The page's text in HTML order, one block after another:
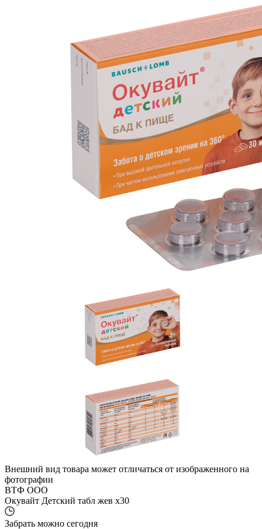
Внешний вид товара может отличаться от изображенного на
фотографии
ВТФ ООО
Окувайт Детский табл жев x30
Забрать можно сегодня